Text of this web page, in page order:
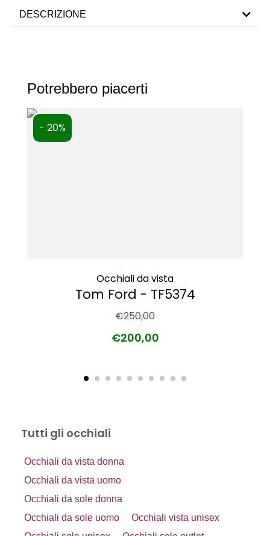
DESCRIZIONE
Potrebbero piacerti
- 20%
Occhiali da vista
Tom Ford - TF5374
€250,00
€200,00
Tutti gli occhiali
Occhiali da vista donna
Occhiali da vista uomo
Occhiali da sole donna
Occhiali da sole uomo
Occhiali vista unisex